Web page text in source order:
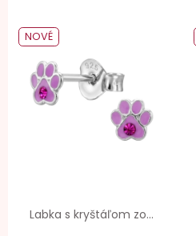
Labka s kryštáľom zo...
NOVÉ